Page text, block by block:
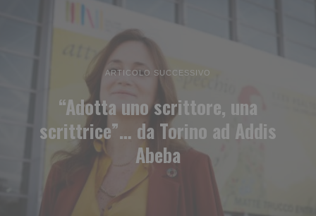
ARTICOLO SUCCESSIVO
“Adotta uno scrittore, una
scrittrice”… da Torino ad Addis
Abeba